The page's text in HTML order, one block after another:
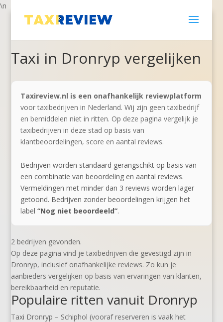
\n
Taxi in Dronryp vergelijken
Taxireview.nl is een onafhankelijk reviewplatform
voor taxibedrijven in Nederland. Wij zijn geen taxibedrijf
en bemiddelen niet in ritten. Op deze pagina vergelijk je
taxibedrijven in deze stad op basis van
klantbeoordelingen, score en aantal reviews.
Bedrijven worden standaard gerangschikt op basis van
een combinatie van beoordeling en aantal reviews.
Vermeldingen met minder dan 3 reviews worden lager
getoond. Bedrijven zonder beoordelingen krijgen het
label“Nog niet beoordeeld”.
2 bedrijven gevonden.
Op deze pagina vind je taxibedrijven die gevestigd zijn in
Dronryp, inclusief onafhankelijke reviews. Zo kun je
aanbieders vergelijken op basis van ervaringen van klanten,
bereikbaarheid en reputatie.
Populaire ritten vanuit Dronryp
Taxi Dronryp – Schiphol (vooraf reserveren is vaak het